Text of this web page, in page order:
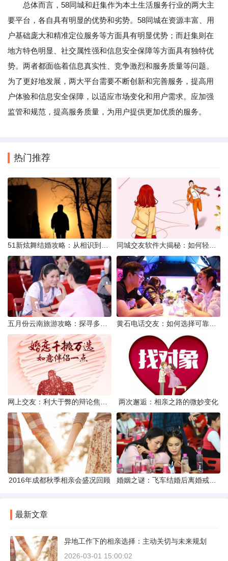
总体而言，58同城和赶集作为本土生活服务行业的两大主
要平台，各自具有明显的优势和劣势。58同城在资源丰富、用
户基础庞大和精准定位服务等方面具有明显优势；而赶集则在
地方特色明显、社交属性强和信息安全保障等方面具有独特优
势。两者都面临着信息真实性、竞争激烈和服务质量等问题。
为了更好地发展，两大平台需要不断创新和完善服务，提高用
户体验和信息安全保障，以适应市场变化和用户需求。应加强
监管和规范，提高服务质量，为用户提供更加优质的服务。
热门推荐
两次邂逅：相亲之路的微妙变化
2016年成都秋季相亲会盛况回顾
最新文章
异地工作下的相亲选择：主动关切与未来规划
2026-03-01 15:00:02